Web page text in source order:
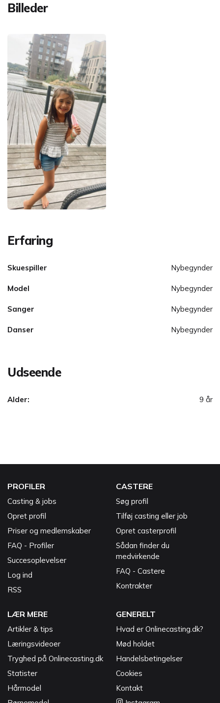
Billeder
Erfaring
Skuespiller Nybegynder
Model Nybegynder
Sanger Nybegynder
Danser Nybegynder
Udseende
Alder: 9 år
PROFILER
Casting & jobs
Opret profil
Priser og medlemskaber
FAQ - Profiler
Succesoplevelser
Log ind
RSS
CASTERE
Søg profil
Tilføj casting eller job
Opret casterprofil
Sådan finder du
medvirkende
FAQ - Castere
Kontrakter
LÆR MERE
Artikler & tips
Læringsvideoer
Tryghed på Onlinecasting.dk
Statister
Hårmodel
GENERELT
Hvad er Onlinecasting.dk?
Mød holdet
Handelsbetingelser
Cookies
Kontakt